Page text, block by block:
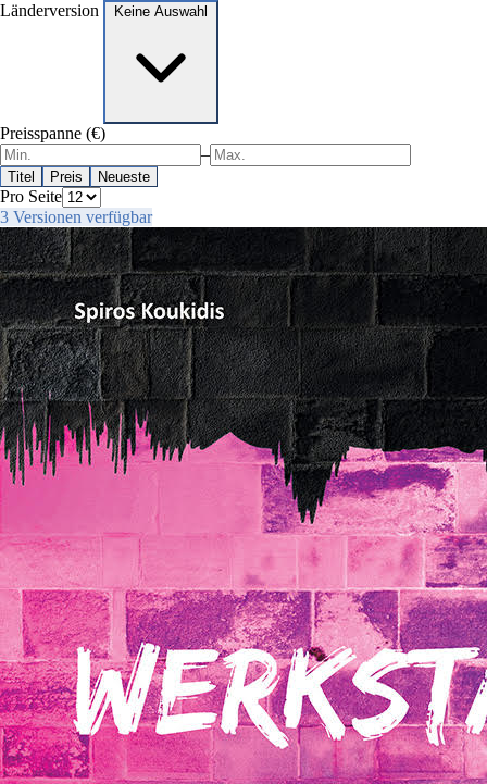
Länderversion
Preisspanne (€)
–
Titel Preis Neueste
Pro Seite
3 Versionen verfügbar